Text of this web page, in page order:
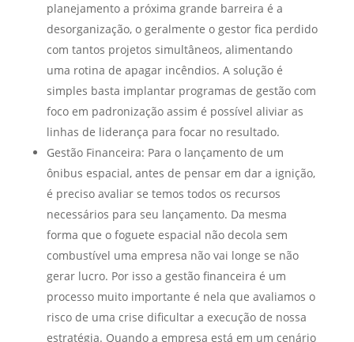
planejamento a próxima grande barreira é a
desorganização, o geralmente o gestor fica perdido
com tantos projetos simultâneos, alimentando
uma rotina de apagar incêndios. A solução é
simples basta implantar programas de gestão com
foco em padronização assim é possível aliviar as
linhas de liderança para focar no resultado.
Gestão Financeira: Para o lançamento de um
ônibus espacial, antes de pensar em dar a ignição,
é preciso avaliar se temos todos os recursos
necessários para seu lançamento. Da mesma
forma que o foguete espacial não decola sem
combustível uma empresa não vai longe se não
gerar lucro. Por isso a gestão financeira é um
processo muito importante é nela que avaliamos o
risco de uma crise dificultar a execução de nossa
estratégia. Quando a empresa está em um cenário